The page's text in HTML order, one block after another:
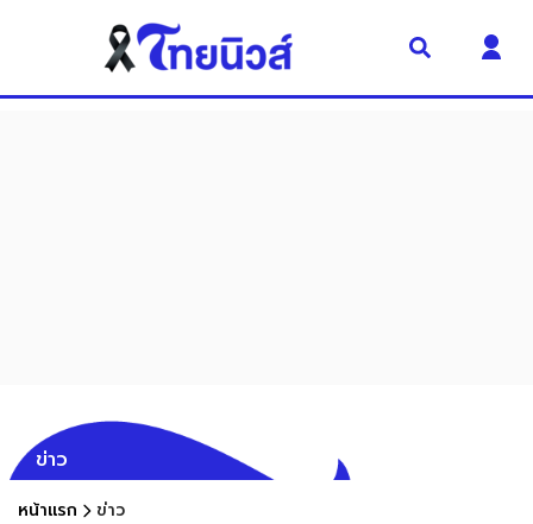
ข่าว
หน้าแรก ข่าว